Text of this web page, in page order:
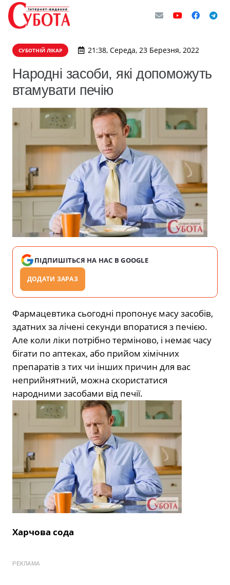
СУБОТНІЙ ЛІКАР 21:38, Середа, 23 Березня, 2022
Народні засоби, які допоможуть
втамувати печію
ПІДПИШІТЬСЯ НА НАС В GOOGLE
ДОДАТИ ЗАРАЗ
Фармацевтика сьогодні пропонує масу засобів,
здатних за лічені секунди впоратися з печією.
Але коли ліки потрібно терміново, і немає часу
бігати по аптеках, або прийом хімічних
препаратів з тих чи інших причин для вас
неприйнятний, можна скористатися
народними засобами від печії.
Харчова сода
РЕКЛАМА